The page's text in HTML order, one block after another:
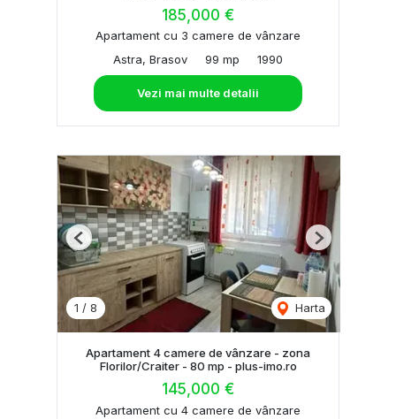
185,000 €
Apartament cu 3 camere de vânzare
Astra, Brasov
99 mp 1990
Vezi mai multe detalii
1 / 8 Harta
Previous Next
Apartament 4 camere de vânzare - zona
Florilor/Craiter - 80 mp - plus-imo.ro
145,000 €
Apartament cu 4 camere de vânzare